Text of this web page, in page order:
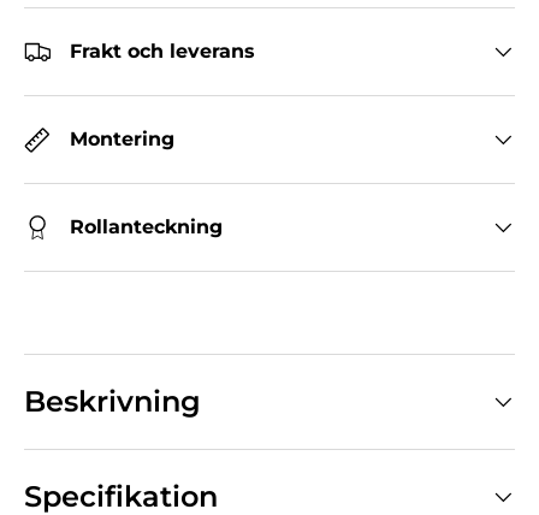
Frakt och leverans
Montering
Rollanteckning
Beskrivning
Specifikation